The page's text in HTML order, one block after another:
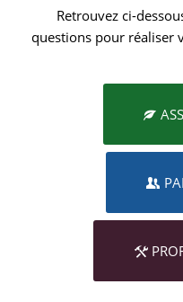
Retrouvez ci-
questions pour réaliser